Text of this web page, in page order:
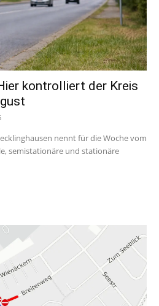
kontrolliert der Kreis
nennt für die Woche vom
semistationäre und stationäre